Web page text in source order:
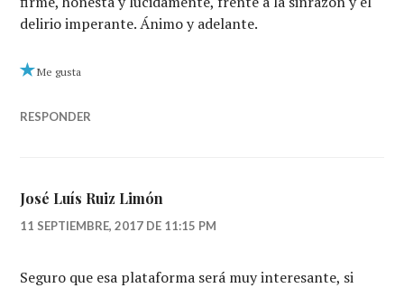
delirio imperante. Ánimo y adelante.
Me gusta
RESPONDER
José Luís Ruiz Limón
11 SEPTIEMBRE, 2017 DE 11:15 PM
Seguro que esa plataforma será muy interesante, si